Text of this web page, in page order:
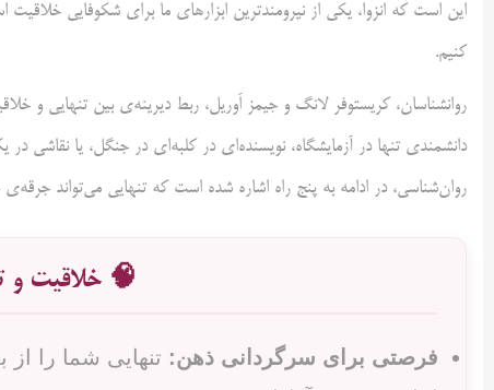
این است که انزوا، یکی از نیرومندترین ابزارهای ما برای شکوفایی
کنیم.
روانشناسان، کریستوفر لانگ و جیمز اَوریل، ربط دیرینه‌ی بین تنهایی و
دانشمندی تنها در آزمایشگاه، نویسنده‌ای در کلبه‌ای در جنگل، یا نقاشی در
روان‌شناسی، در ادامه به پنج راه اشاره شده است که تنهایی می‌تواند جرقه‌ی
🧠 خلاقیت و
فرصتی برای سرگردانی ذهن: تنهایی شما را